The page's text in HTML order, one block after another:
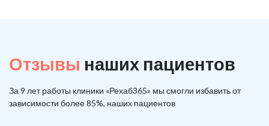
Отзывы наших пациентов
За 9 лет работы клиники «Рехаб365» мы смогли избавить от
зависимости более 85%, наших пациентов